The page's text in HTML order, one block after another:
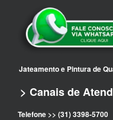
Jateamento e Pintura de
> Canais de
Telefone >> (31) 3398-5700